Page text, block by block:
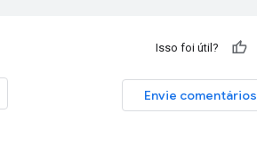
Isso foi útil?
Envie comentários